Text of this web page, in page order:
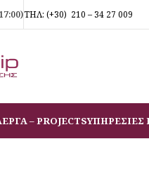
ΤΗΛ: (+30) 210 – 34 27 009
ΕΡΓΑ – PROJECTSΥΠΗΡΕΣΙΕΣ